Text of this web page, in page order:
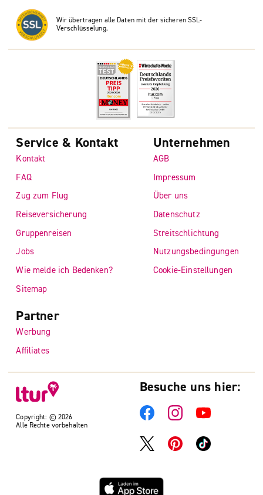
Wir übertragen alle Daten mit der sicheren SSL-
Verschlüsselung.
Copyright: © 2026
Alle Rechte vorbehalten
Service & Kontakt
Kontakt
FAQ
Zug zum Flug
Reiseversicherung
Gruppenreisen
Jobs
Wie melde ich Bedenken?
Sitemap
Unternehmen
AGB
Impressum
Über uns
Datenschutz
Streitschlichtung
Nutzungsbedingungen
Cookie-Einstellungen
Partner
Werbung
Affiliates
Besuche uns hier: